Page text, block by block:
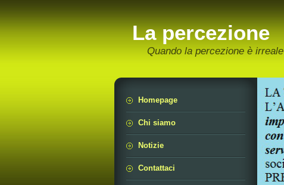
La percezione
Quando la percezione è irreale
Homepage
Chi siamo
Notizie
Contattaci